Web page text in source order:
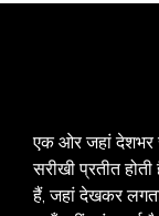
एक ओर जहां देशभर
सरीखी प्रतीत
हैं, जहां देखकर